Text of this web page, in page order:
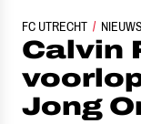
FC UTRECHT NIEUWS
CALVIN
Calvin
Jong